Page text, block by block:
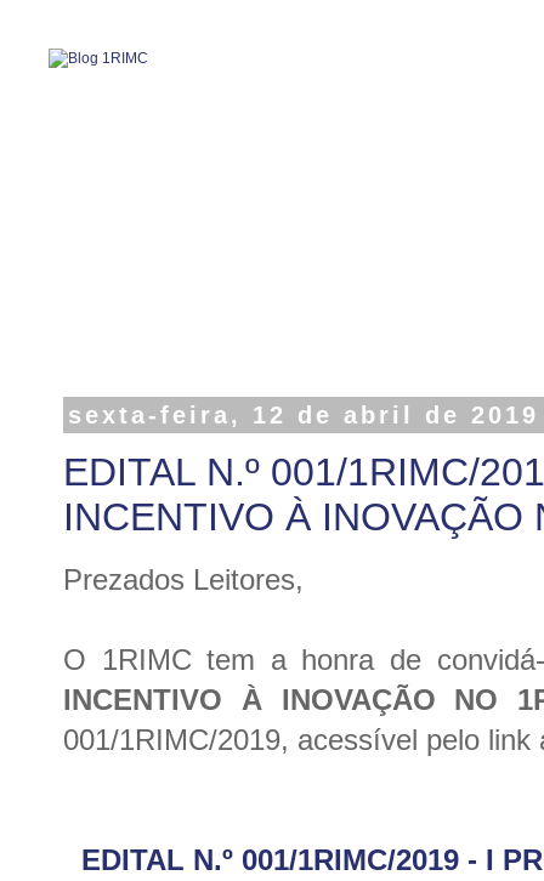
sexta-feira, 12 de abril de 2019
EDITAL N.º 001/1RIMC/
INCENTIVO À INOVAÇÃO
Prezados Leitores,
O 1RIMC tem a honra de
INCENTIVO À INOVAÇÃO NO
001/1RIMC/2019, acessível pelo link
EDITAL N.º 001/1RIMC/2019 - I